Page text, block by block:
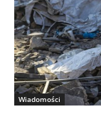
Wiadomości